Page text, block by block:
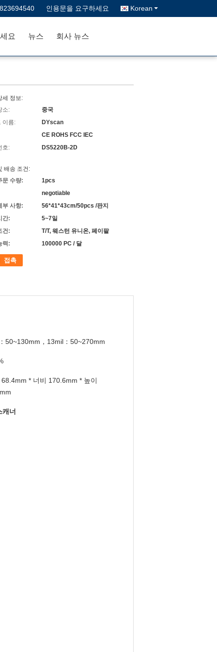
인용문을 요구하세요 Korean
요 뉴스 회사 뉴스
세 정보:
소:
중국
이름:
DYscan
CE ROHS FCC IEC
호:
DS5220B-2D
배송 조건:
문 수량:
1pcs
negotiable
부 사항:
56*41*43cm/50pcs /판지
간:
5~7일
건:
T/T, 웨스턴 유니온, 페이팔
력:
100000 PC / 달
접촉
50~130mm，13mil：50~270mm
68.4mm * 너비 170.6mm * 높이
너